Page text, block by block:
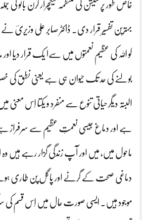
خاص طور پر سیشن کی منتظمہ لیکچرار کرن بانو کی
بہترین تفسیر قرار دی۔ ڈاکٹر صابر علی وزیریؔ
کو اللہ کی عظیم نعمتوں میں سےا یک قرار دیا
بولنے کی حد تک حیوان ہی ہے یعنی نطق
البتہ دیگرحیاتی تنوع سے منفرد و یکتا اِس معنی
ہے اور دماغ جیسی نعمتِ عظیم سے سرفراز
ماحول میں، میں اور آپ زندگی گزار رہے ہیں
دماغی صحت کے گرنے اور پاگل پن طاری
موجود ہیں۔ ایسی صورت حال میں اِس قسم کی